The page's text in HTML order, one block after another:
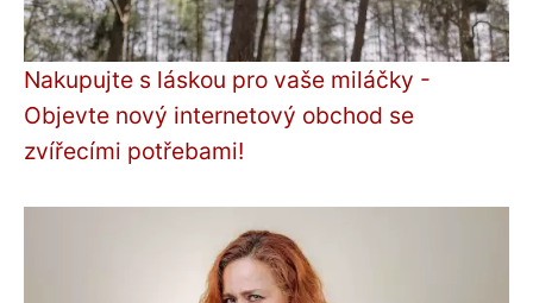
Nakupujte s láskou pro vaše miláčky -
Objevte nový internetový obchod se
zvířecími potřebami!